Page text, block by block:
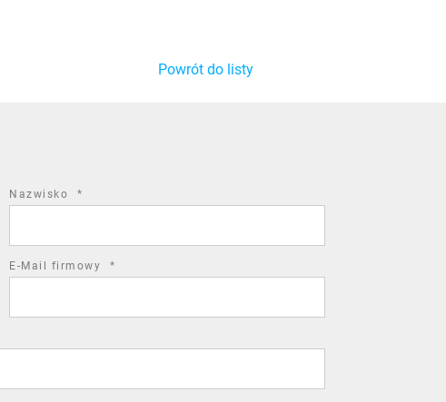
Powrót do listy
Nazwisko *
E-Mail firmowy *